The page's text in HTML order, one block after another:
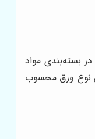
بسته‌بندی مواد
نوع ورق محسوب